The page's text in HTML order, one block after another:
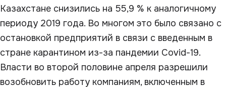
Казахстане снизились на 55,9 % к аналогичному
периоду 2019 года. Во многом это было связано с
остановкой предприятий в связи с введенным в
стране карантином из-за пандемии Covid-19.
Власти во второй половине апреля разрешили
возобновить работу компаниям, включенным в